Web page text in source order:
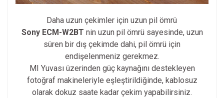
Daha uzun çekimler için uzun pil ömrü
Sony ECM-W2BT nin uzun pil ömrü sayesinde, uzun
süren bir dış çekimde dahi, pil ömrü için
endişelenmeniz gerekmez.
MI Yuvası üzerinden güç kaynağını destekleyen
fotoğraf makineleriyle eşleştirildiğinde, kablosuz
olarak dokuz saate kadar çekim yapabilirsiniz.